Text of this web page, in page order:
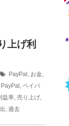
上げ利
PayPal , お金,
PayPal , ペイパ
益率, 売り上げ,
, 過去